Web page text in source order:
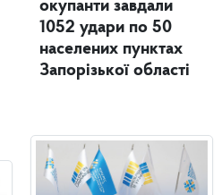
окупанти завдали
1052 удари по 50
населених пунктах
Запорізької області